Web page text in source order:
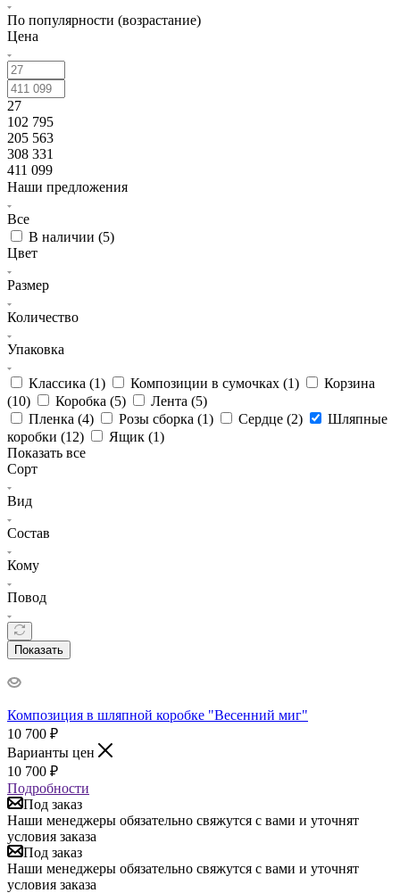
По популярности (возрастание)
Цена
27
102 795
205 563
308 331
411 099
Наши предложения
Все
В наличии (5)
Цвет
Размер
Количество
Упаковка
Классика (1) Композиции в сумочках (1)
Корзина
(10) Коробка (5) Лента (5)
Пленка (4) Розы сборка (1) Сердце (2)
Шляпные
коробки (12) Ящик (1)
Показать все
Сорт
Вид
Состав
Кому
Повод
Показать
Композиция в шляпной коробке "Весенний миг"
10 700 ₽
Варианты цен
10 700 ₽
Подробности
Под заказ
Наши менеджеры обязательно свяжутся с вами и уточнят
условия заказа
Под заказ
Наши менеджеры обязательно свяжутся с вами и уточнят
условия заказа